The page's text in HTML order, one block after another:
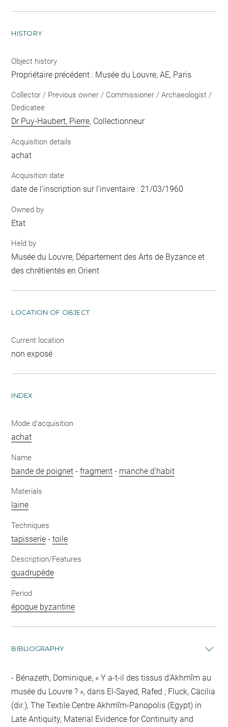
HISTORY
Object history
Propriétaire précédent : Musée du Louvre, AE, Paris
Collector / Previous owner / Commissioner / Archaeologist /
Dedicatee
Dr Puy-Haubert, Pierre, Collectionneur
Acquisition details
achat
Acquisition date
date de l'inscription sur l'inventaire : 21/03/1960
Owned by
Etat
Held by
Musée du Louvre, Département des Arts de Byzance et
des chrétientés en Orient
LOCATION OF OBJECT
Current location
non exposé
INDEX
Mode d'acquisition
achat
Name
bande de poignet -fragment - manche d'habit
Materials
laine
Techniques
tapisserie -toile
Description/Features
quadrupède
Period
époque byzantine
BIBLIOGRAPHY
Bénazeth, Dominique, « Y a-t-il des tissus d’Akhmîm au
musée du Louvre ? », dans El-Sayed, Rafed ; Fluck, Cäcilia
(dir.), The Textile Centre Akhmîm-Panopolis (Egypt) in
Late Antiquity, Material Evidence for Continuity and